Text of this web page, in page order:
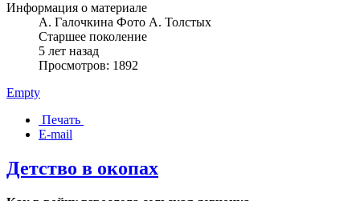
Информация о материале
А. Галочкина Фото А. Толстых
Старшее поколение
5 лет назад
Просмотров: 1892
Empty
Печать
E-mail
Детство в окопах